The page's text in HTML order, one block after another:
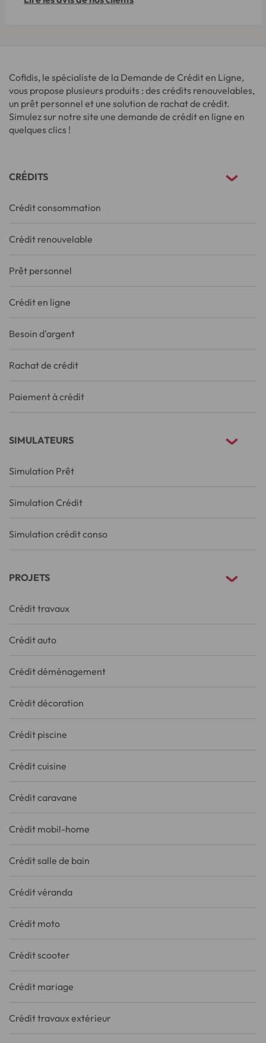
Cofidis, le spécialiste de la Demande de Crédit en Ligne,
vous propose plusieurs produits : des crédits renouvelables,
un prêt personnel et une solution de rachat de crédit.
Simulez sur notre site une demande de crédit en ligne en
quelques clics !
CRÉDITS
Crédit consommation
Crédit renouvelable
Prêt personnel
Crédit en ligne
Besoin d'argent
Rachat de crédit
Paiement à crédit
SIMULATEURS
Simulation Prêt
Simulation Crédit
Simulation crédit conso
PROJETS
Crédit travaux
Crédit auto
Crédit déménagement
Crédit décoration
Crédit piscine
Crédit cuisine
Crédit caravane
Crédit mobil-home
Crédit salle de bain
Crédit véranda
Crédit moto
Crédit scooter
Crédit mariage
Crédit travaux extérieur